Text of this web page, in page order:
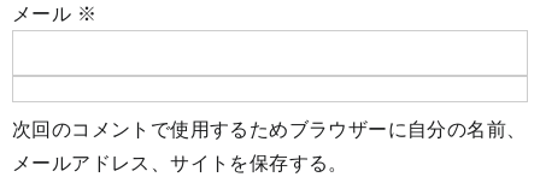
メール ※
次回のコメントで使用するためブラウザーに自分の名前、
メールアドレス、サイトを保存する。